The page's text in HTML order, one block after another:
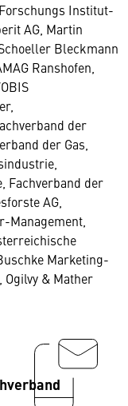
Institut-
AG, Martin
Bleckmann
Ranshofen,
der
der Gas,
Fachverband der
AG,
Management,
Marketing-
& Mather